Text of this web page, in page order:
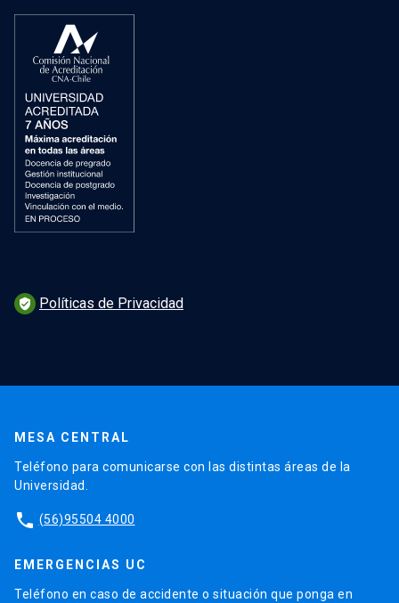
verified_user Políticas de Privacidad
MESA CENTRAL
Teléfono para comunicarse con las distintas áreas de la
Universidad.
phone (56)95504 4000
EMERGENCIAS UC
Teléfono en caso de accidente o situación que ponga en